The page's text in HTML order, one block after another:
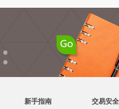
●
●
新手指南 交易安全